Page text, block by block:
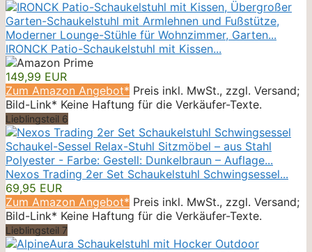
IRONCK Patio-Schaukelstuhl mit Kissen...
149,99 EUR
Zum Amazon Angebot* Preis inkl. MwSt., zzgl. Versand;
Bild-Link* Keine Haftung für die Verkäufer-Texte.
Lieblingsteil 6
Nexos Trading 2er Set Schaukelstuhl Schwingsessel...
69,95 EUR
Zum Amazon Angebot* Preis inkl. MwSt., zzgl. Versand;
Bild-Link* Keine Haftung für die Verkäufer-Texte.
Lieblingsteil 7